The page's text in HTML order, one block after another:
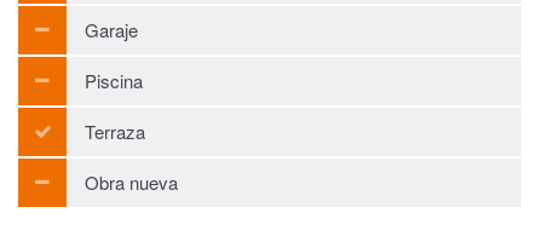
Garaje
Piscina
Terraza
Obra nueva